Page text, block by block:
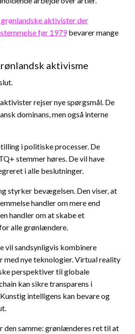
aktivister der
før 1979bevarer mange
aktivisme
rejser nye spørgsmål. De
dominans, men også interne
i politiske processer. De
stemmer høres. De vil have
i alle beslutninger.
styrker bevægelsen. Den viser, at
handler om mere end
handler om at skabe et
alle grønlændere.
vil sandsynligvis kombinere
med nye teknologier. Virtual reality
perspektiver til globale
kan sikre transparens i
intelligens kan bevare og
den samme: grønlænderes ret til at